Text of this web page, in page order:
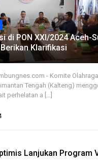
di PON XXI/2024 Aceh-
Klarifikasi
- Komite
Tengah (Kalteng)
perhelatan a [...]
Lanjukan Program